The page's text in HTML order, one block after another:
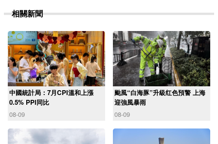
相關新聞
中國統計局：7月CPI溫和上漲
0.5% PPI同比
08-09
颱風“白海豚”升級红色預警 上海
迎強風暴雨
08-09